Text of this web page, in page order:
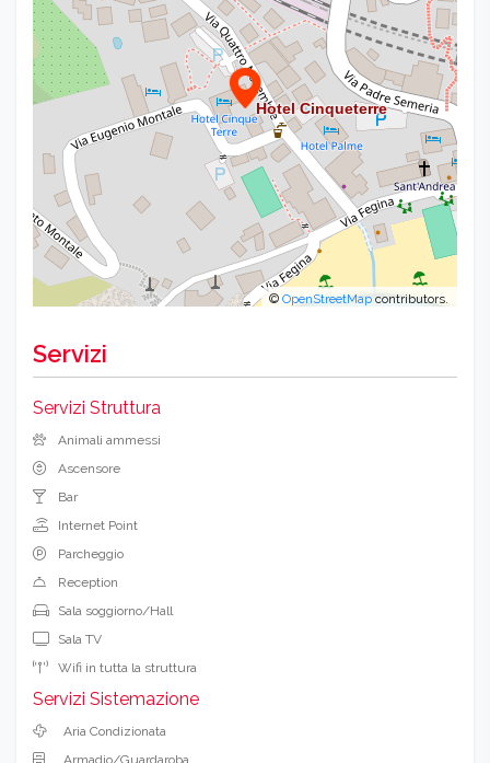
©OpenStreetMap contributors.
Servizi
Servizi Struttura
Animali ammessi
Ascensore
Bar
Internet Point
Parcheggio
Reception
Sala soggiorno/Hall
Sala TV
Wifi in tutta la struttura
Servizi Sistemazione
Aria Condizionata
Armadio/Guardaroba